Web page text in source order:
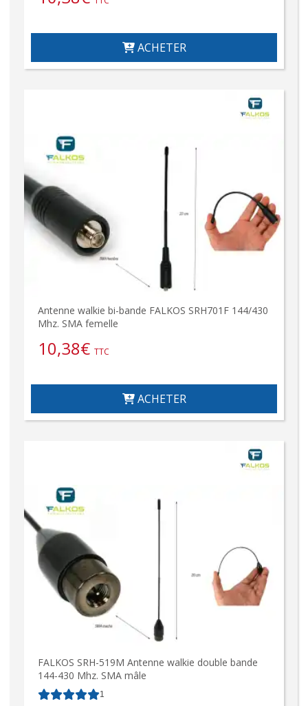
ACHETER
Antenne walkie bi-bande FALKOS SRH701F 144/430
Mhz. SMA femelle
10,38€ TTC
ACHETER
FALKOS SRH-519M Antenne walkie double bande
144-430 Mhz. SMA mâle
1